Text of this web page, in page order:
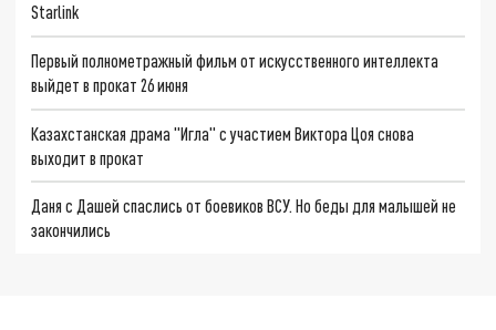
Starlink
Первый полнометражный фильм от искусственного интеллекта
выйдет в прокат 26 июня
Казахстанская драма "Игла" с участием Виктора Цоя снова
выходит в прокат
Даня с Дашей спаслись от боевиков ВСУ. Но беды для малышей не
закончились